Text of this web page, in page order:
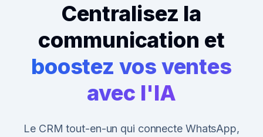
Centralisez la
communication et
boostez vos ventes
avec l'IA
Le CRM tout-en-un qui connecte WhatsApp,